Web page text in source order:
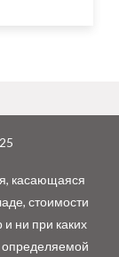
касающаяся
стоимости
ни при каких
определяемой